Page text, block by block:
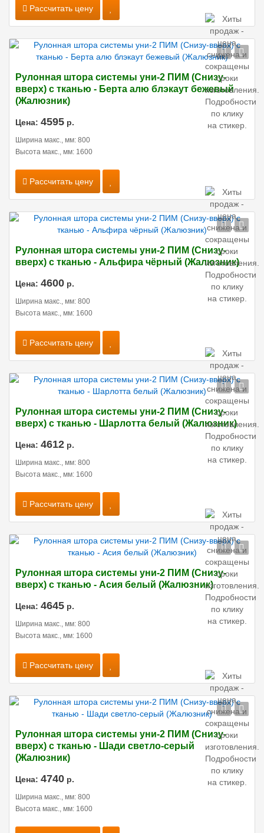
Рассчитать цену
Рулонная штора системы уни-2 ПИМ (Снизу-
вверх) с тканью - Берта алю блэкаут бежевый
(Жалюзник)
Цена: 4595 р.
Ширина макс., мм: 800
Высота макс., мм: 1600
Рассчитать цену
Рулонная штора системы уни-2 ПИМ (Снизу-
вверх) с тканью - Альфира чёрный (Жалюзник)
Цена: 4600 р.
Ширина макс., мм: 800
Высота макс., мм: 1600
Рассчитать цену
Рулонная штора системы уни-2 ПИМ (Снизу-
вверх) с тканью - Шарлотта белый (Жалюзник)
Цена: 4612 р.
Ширина макс., мм: 800
Высота макс., мм: 1600
Рассчитать цену
Рулонная штора системы уни-2 ПИМ (Снизу-
вверх) с тканью - Асия белый (Жалюзник)
Цена: 4645 р.
Ширина макс., мм: 800
Высота макс., мм: 1600
Рассчитать цену
Рулонная штора системы уни-2 ПИМ (Снизу-
вверх) с тканью - Шади светло-серый
(Жалюзник)
Цена: 4740 р.
Ширина макс., мм: 800
Высота макс., мм: 1600